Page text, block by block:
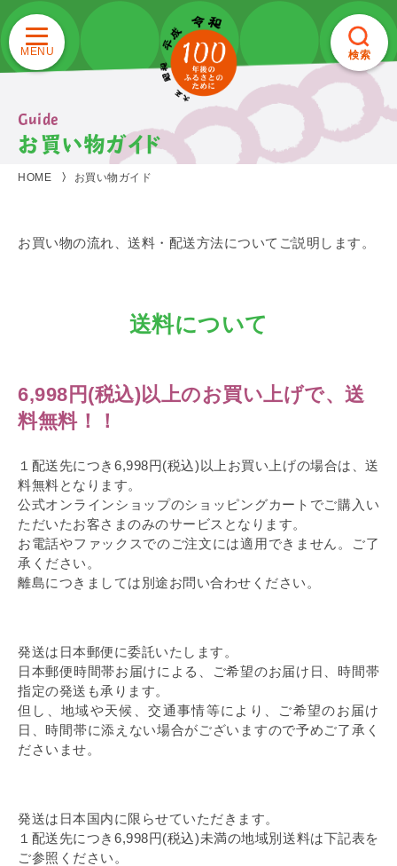
検索
Guide
お買い物ガイド
HOME お買い物ガイド
お買い物の流れ、送料・配送方法についてご説明します。
送料について
6,998円(税込)以上のお買い上げで、送
料無料！！
１配送先につき6,998円(税込)以上お買い上げの場合は、送
料無料となります。
公式オンラインショップのショッピングカートでご購入い
ただいたお客さまのみのサービスとなります。
お電話やファックスでのご注文には適用できません。ご了
承ください。
離島につきましては別途お問い合わせください。
発送は日本郵便に委託いたします。
日本郵便時間帯お届けによる、ご希望のお届け日、時間帯
指定の発送も承ります。
但し、地域や天候、交通事情等により、ご希望のお届け
日、時間帯に添えない場合がございますので予めご了承く
ださいませ。
発送は日本国内に限らせていただきます。
１配送先につき6,998円(税込)未満の地域別送料は下記表を
ご参照ください。